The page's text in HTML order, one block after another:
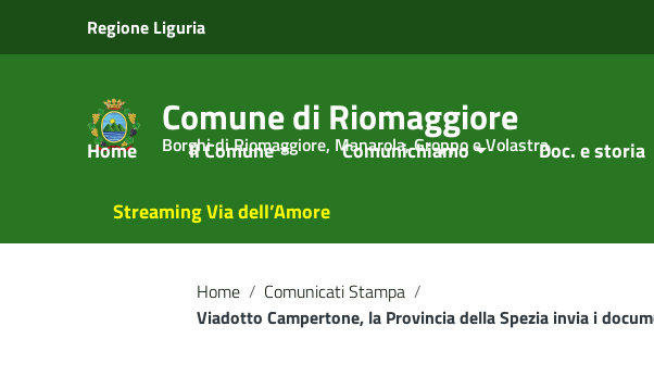
Vai ai contenuti
Vai al menu di navigazione
Regione Liguria
Comune di Riomaggiore
Borghi di Riomaggiore, Manarola, Groppo e Volastra
Home Il Comune Comunichiamo Doc. e storia
Streaming Via dell’Amore
Home / Comunicati Stampa /
Viadotto Campertone, la Provincia della Spezia invia i